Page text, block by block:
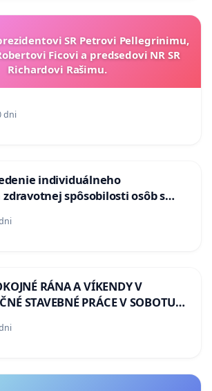
SR Petrovi Pellegrinimu,
Ficovi a predsedovi NR SR
Richardovi Rašimu.
dni
individuálneho
spôsobilosti osôb s
2. typu pri prijímaní do
SR
RÁNA A VÍKENDY V
STAVEBNÉ PRÁCE V SOBOTU
13.00 HOD., CEZ PRACOVNÝ
– 18.00 HOD. A PRAVIDELNÁ
C-AREA NA